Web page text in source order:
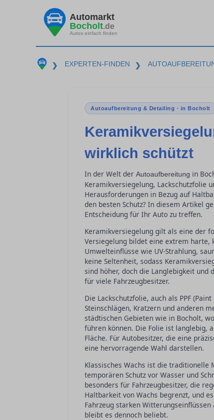
Automarkt
Bocholt.de
Autos einfach finden
❯ EXPERTEN-FINDEN ❯
Autoaufbereitung & Detailing · in Bocholt
wirklich schützt
In der Welt der Autoaufbereitung in
Keramikversiegelung, Lackschutzfolie
Herausforderungen in Bezug auf
den besten Schutz? In diesem Artikel
Entscheidung für Ihr Auto zu treffen.
Keramikversiegelung gilt als eine der
Versiegelung bildet eine extrem harte,
Umwelteinflüsse wie UV-Strahlung,
keine Seltenheit, sodass
sind höher, doch die Langlebigkeit
für viele Fahrzeugbesitzer.
Die Lackschutzfolie, auch als PPF
Steinschlägen, Kratzern und anderen
städtischen Gebieten wie in Bocholt,
führen können. Die Folie ist langlebig,
Fläche. Für Autobesitzer, die eine
eine hervorragende Wahl darstellen.
Klassisches Wachs ist die traditionelle
temporären Schutz vor Wasser und
besonders für Fahrzeugbesitzer, die
Haltbarkeit von Wachs begrenzt, und
Fahrzeug starken
bleibt es dennoch beliebt.